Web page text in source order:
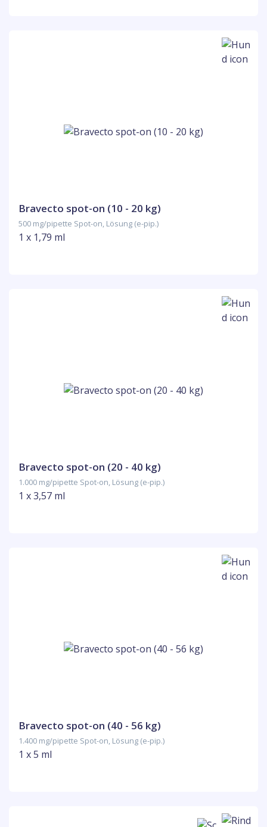
Bravecto spot-on (10 - 20 kg)
500 mg/pipette Spot-on, Lösung (e-pip.)
1 x 1,79 ml
Bravecto spot-on (20 - 40 kg)
1.000 mg/pipette Spot-on, Lösung (e-pip.)
1 x 3,57 ml
Bravecto spot-on (40 - 56 kg)
1.400 mg/pipette Spot-on, Lösung (e-pip.)
1 x 5 ml